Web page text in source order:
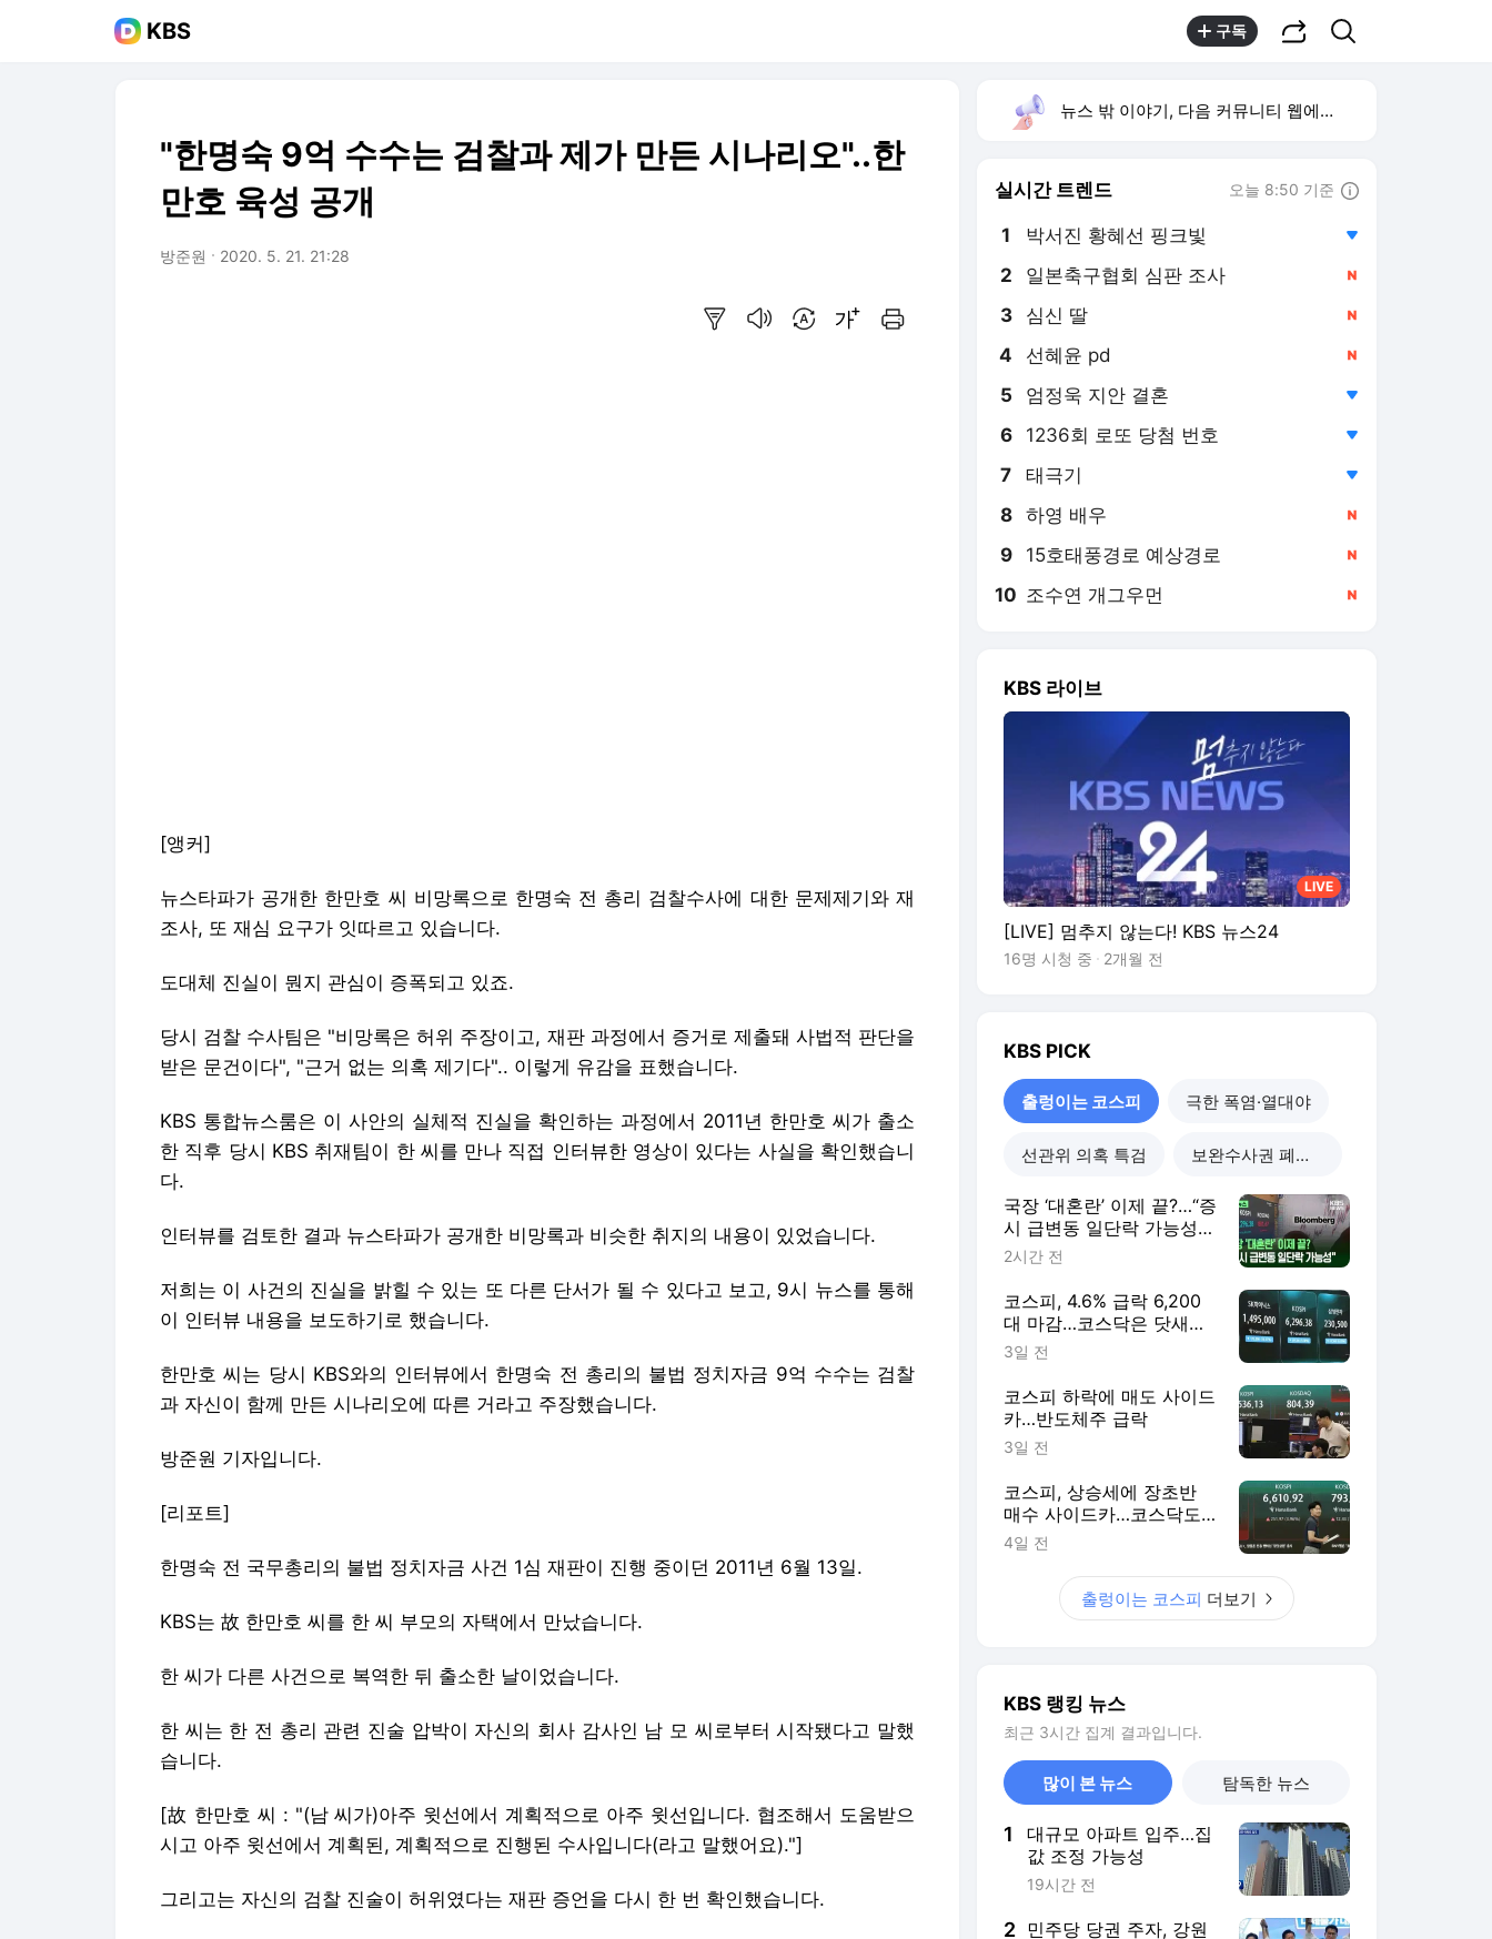
KBS 구독
"한명숙 9억 수수는 검찰과 제가 만든 시나리오"..한
만호 육성 공개
방준원 2020. 5. 21. 21:28
[앵커]
뉴스타파가 공개한 한만호 씨 비망록으로 한명숙 전 총리 검찰수사에 대한 문제제기와 재
조사, 또 재심 요구가 잇따르고 있습니다.
도대체 진실이 뭔지 관심이 증폭되고 있죠.
당시 검찰 수사팀은 "비망록은 허위 주장이고, 재판 과정에서 증거로 제출돼 사법적 판단을
받은 문건이다", "근거 없는 의혹 제기다".. 이렇게 유감을 표했습니다.
KBS 통합뉴스룸은 이 사안의 실체적 진실을 확인하는 과정에서 2011년 한만호 씨가 출소
한 직후 당시 KBS 취재팀이 한 씨를 만나 직접 인터뷰한 영상이 있다는 사실을 확인했습니
다.
인터뷰를 검토한 결과 뉴스타파가 공개한 비망록과 비슷한 취지의 내용이 있었습니다.
저희는 이 사건의 진실을 밝힐 수 있는 또 다른 단서가 될 수 있다고 보고, 9시 뉴스를 통해
이 인터뷰 내용을 보도하기로 했습니다.
한만호 씨는 당시 KBS와의 인터뷰에서 한명숙 전 총리의 불법 정치자금 9억 수수는 검찰
과 자신이 함께 만든 시나리오에 따른 거라고 주장했습니다.
방준원 기자입니다.
[리포트]
한명숙 전 국무총리의 불법 정치자금 사건 1심 재판이 진행 중이던 2011년 6월 13일.
KBS는 故 한만호 씨를 한 씨 부모의 자택에서 만났습니다.
한 씨가 다른 사건으로 복역한 뒤 출소한 날이었습니다.
한 씨는 한 전 총리 관련 진술 압박이 자신의 회사 감사인 남 모 씨로부터 시작됐다고 말했
습니다.
[故 한만호 씨 : "(남 씨가)아주 윗선에서 계획적으로 아주 윗선입니다. 협조해서 도움받으
시고 아주 윗선에서 계획된, 계획적으로 진행된 수사입니다(라고 말했어요)."]
그리고는 자신의 검찰 진술이 허위였다는 재판 증언을 다시 한 번 확인했습니다.
뉴스 밖 이야기, 다음 커뮤니티 웹에서 보기
실시간 트렌드 오늘 8:50 기준
1 박서진 황혜선 핑크빛
2 일본축구협회 심판 조사
3 심신 딸
4 선혜윤 pd
5 엄정욱 지안 결혼
6 1236회 로또 당첨 번호
7 태극기
8 하영 배우
9 15호태풍경로 예상경로
10 조수연 개그우먼
KBS 라이브
LIVE
[LIVE] 멈추지 않는다! KBS 뉴스24
16명 시청 중 2개월 전
KBS PICK
출렁이는 코스피 극한 폭염·열대야
선관위 의혹 특검 보완수사권 폐지 진통
국장 ‘대혼란’ 이제 끝?…“증
시 급변동 일단락 가능성”
[지금뉴스]
2시간 전
코스피, 4.6% 급락 6,200
대 마감…코스닥은 닷새째
상승
3일 전
코스피 하락에 매도 사이드
카…반도체주 급락
3일 전
코스피, 상승세에 장초반
매수 사이드카…코스닥도
나흘째↑
4일 전
출렁이는 코스피 더보기
KBS 랭킹 뉴스
최근 3시간 집계 결과입니다.
많이 본 뉴스 탐독한 뉴스
1
대규모 아파트 입주…집
값 조정 가능성
19시간 전
2 민주당 당권 주자, 강원